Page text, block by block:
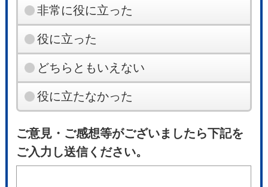
非常に役に立った
役に立った
どちらともいえない
役に立たなかった
ご意見・ご感想等がございましたら下記を
ご入力し送信ください。